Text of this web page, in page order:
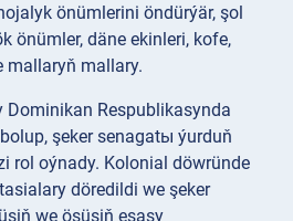
önümlerini öndürýär, şol
önümler, däne ekinleri, kofe,
mallaryň mallary.
Dominikan Respublikasynda
şeker senagatы ýurduň
rol oýnady. Kolonial döwründe
döredildi we şeker
we ösüşiň esasy